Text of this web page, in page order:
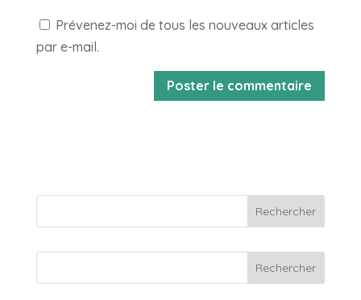
Prévenez-moi de tous les nouveaux articles
par e-mail.
Rechercher